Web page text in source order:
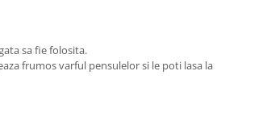
sa fie folosita.
frumos varful pensulelor si le poti lasa la